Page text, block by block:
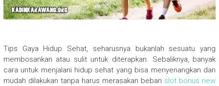
Tips Gaya Hidup Sehat, seharusnya bukanlah sesuatu yang
membosankan atau sulit untuk diterapkan. Sebaliknya, banyak
cara untuk menjalani hidup sehat yang bisa menyenangkan dan
mudah dilakukan tanpa harus merasakan beban slot bonus new